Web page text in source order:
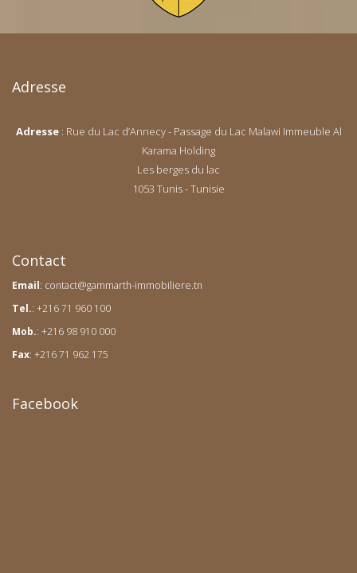
Adresse
Adresse : Rue du Lac d’Annecy - Passage du Lac Malawi Immeuble Al
Karama Holding
Les berges du lac
1053 Tunis - Tunisie
Contact
Email: contact@gammarth-immobiliere.tn
Tel.: +216 71 960 100
Mob.: +216 98 910 000
Fax: +216 71 962 175
Facebook